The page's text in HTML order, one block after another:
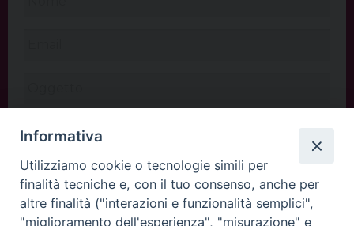
Informativa
Utilizziamo cookie o tecnologie simili per
finalità tecniche e, con il tuo consenso, anche per
altre finalità ("interazioni e funzionalità semplici",
"miglioramento dell'esperienza", "misurazione" e